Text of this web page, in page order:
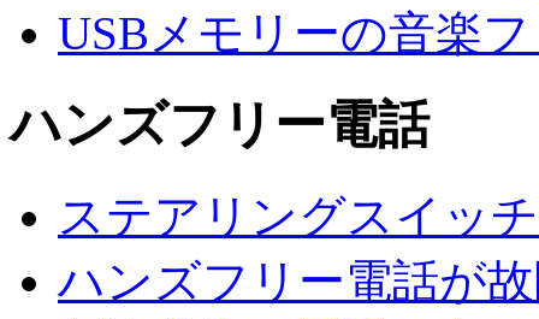
USBメモリーの音楽
ハンズフリー電話
ステアリングスイッ
ハンズフリー電話が